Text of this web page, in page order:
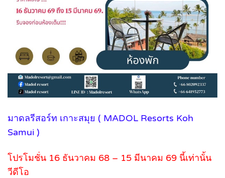
มาดลรีสอร์ท เกาะสมุย ( MADOL Resorts Koh
Samui )
โปรโมชั่น 16 ธันวาคม 68 – 15 มีนาคม 69 นี้เท่านั้น
วีดีโอ